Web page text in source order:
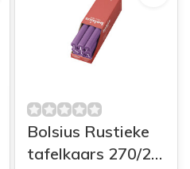
Bolsius Rustieke
tafelkaars 270/23